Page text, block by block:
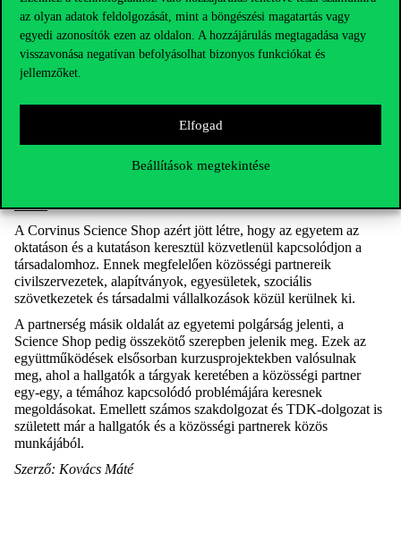
az olyan adatok feldolgozását, mint a böngészési magatartás vagy
egyedi azonosítók ezen az oldalon. A hozzájárulás megtagadása vagy
visszavonása negatívan befolyásolhat bizonyos funkciókat és
jellemzőket.
Elfogad
Beállítások megtekintése
A Rakun Dobozközösség a vendéglátás megreformálását tűzte ki
célul a műanyag, egyszer használatos ételhordók száműzésével. A
rendelhetik házhoz az ételt a rendszerhez csatlakozott
vendéglátóhelyekről, a kiürült dobozt pedig az étteremnek vagy
az étterem futárjának adhatják vissza, akik elmosás után újra
Tudományegyetemmel közös kedvezményes akciójához a
írtunk.
A Corvinus Science Shop azért jött létre, hogy az egyetem az
oktatáson és a kutatáson keresztül közvetlenül kapcsolódjon a
társadalomhoz. Ennek megfelelően közösségi partnereik
civilszervezetek, alapítványok, egyesületek, szociális
szövetkezetek és társadalmi vállalkozások közül kerülnek ki.
A partnerség másik oldalát az egyetemi polgárság jelenti, a
Science Shop pedig összekötő szerepben jelenik meg. Ezek az
együttműködések elsősorban kurzusprojektekben valósulnak
meg, ahol a hallgatók a tárgyak keretében a közösségi partner
egy-egy, a témához kapcsolódó problémájára keresnek
megoldásokat. Emellett számos szakdolgozat és TDK-dolgozat is
született már a hallgatók és a közösségi partnerek közös
munkájából.
Szerző: Kovács Máté